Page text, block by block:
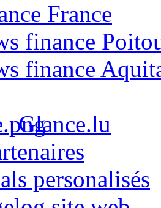
France
finance
finance
Glance.lu
personalisés